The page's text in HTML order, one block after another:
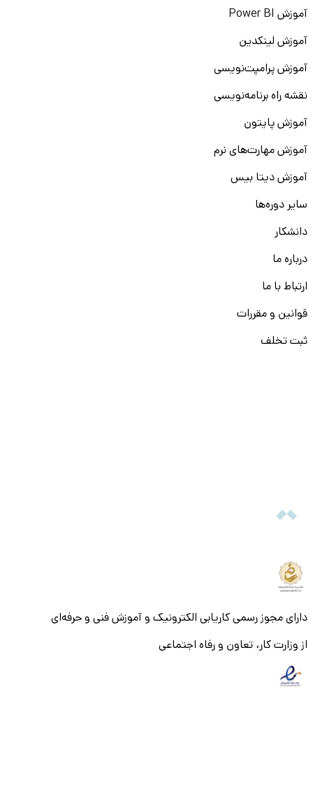
آموزش Power BI
آموزش لینکدین
آموزش پرامپت‌نویسی
نقشه راه برنامه‌نویسی
آموزش پایتون
آموزش مهارت‌های نرم
آموزش دیتا بیس
سایر دوره‌ها
دانشکار
درباره ما
ارتباط با ما
قوانین و مقررات
ثبت تخلف
دارای مجوز رسمی کاریابی الکترونیک و آموزش فنی و حرفه‌ای
از وزارت کار، تعاون و رفاه اجتماعی